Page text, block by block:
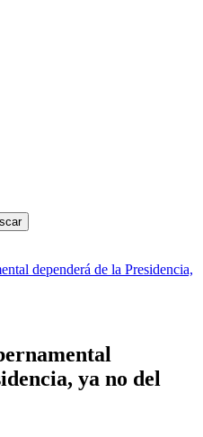
dependerá de la Presidencia,
ya no del